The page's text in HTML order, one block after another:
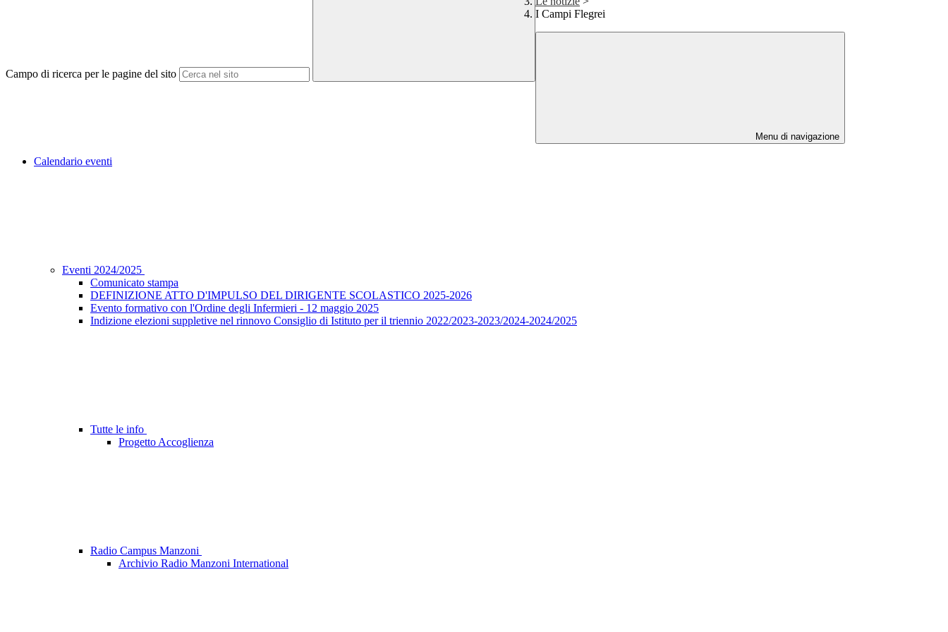
Campo di ricerca per le pagine del sito
I Campi Flegrei
Menu di navigazione
Calendario eventi
Eventi 2024/2025
Comunicato stampa
DEFINIZIONE ATTO D'IMPULSO DEL DIRIGENTE SCOLASTICO 2025-2026
Evento formativo con l'Ordine degli Infermieri - 12 maggio 2025
Indizione elezioni suppletive nel rinnovo Consiglio di Istituto per il triennio 2022/2023-2023/2024-2024/2025
Tutte le info
Progetto Accoglienza
Radio Campus Manzoni
Archivio Radio Manzoni International